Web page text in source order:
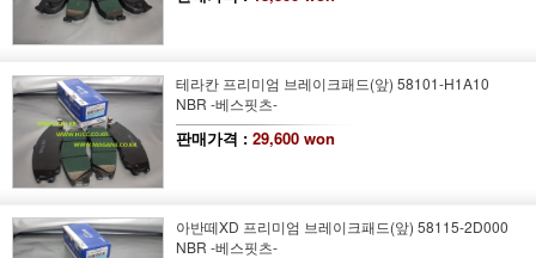
테라칸 프리미엄 브레이크패드(앞) 58101-H1A10
NBR -베스핏츠-
판매가격 : 29,600 won
아반떼XD 프리미엄 브레이크패드(앞) 58115-2D000
NBR -베스핏츠-